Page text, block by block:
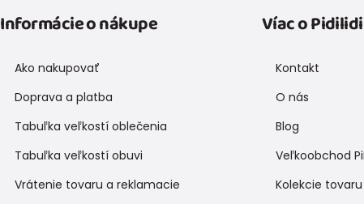
Informácie o nákupe
Ako nakupovať
Doprava a platba
Tabuľka veľkostí oblečenia
Tabuľka veľkostí obuvi
Vrátenie tovaru a reklamacie
Víac o Pidilidi
Kontakt
O nás
Blog
Veľkoobchod
Kolekcie tovaru